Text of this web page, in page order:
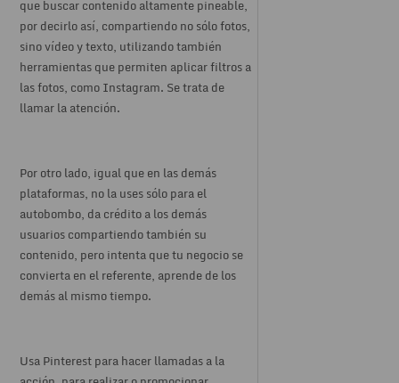
que buscar contenido altamente pineable,
por decirlo así, compartiendo no sólo fotos,
sino vídeo y texto, utilizando también
herramientas que permiten aplicar filtros a
las fotos, como Instagram. Se trata de
llamar la atención.
Por otro lado, igual que en las demás
plataformas, no la uses sólo para el
autobombo, da crédito a los demás
usuarios compartiendo también su
contenido, pero intenta que tu negocio se
convierta en el referente, aprende de los
demás al mismo tiempo.
Usa Pinterest para hacer llamadas a la